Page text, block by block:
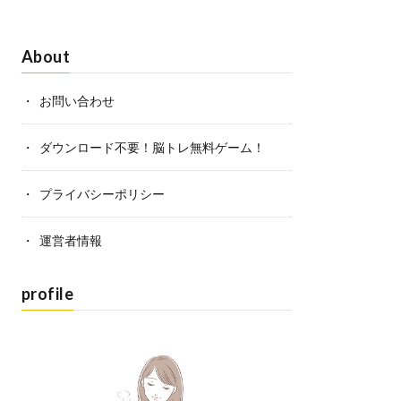
About
お問い合わせ
ダウンロード不要！脳トレ無料ゲーム！
プライバシーポリシー
運営者情報
profile